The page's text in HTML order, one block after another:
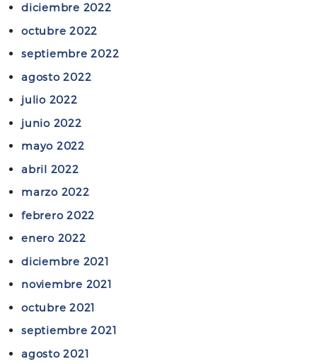
r
a
m
e
n
t
a
d
e
I
t
e
l
g
e
n
diciembre 2022
octubre 2022
septiembre 2022
agosto 2022
julio 2022
junio 2022
mayo 2022
abril 2022
marzo 2022
febrero 2022
enero 2022
diciembre 2021
noviembre 2021
octubre 2021
septiembre 2021
agosto 2021